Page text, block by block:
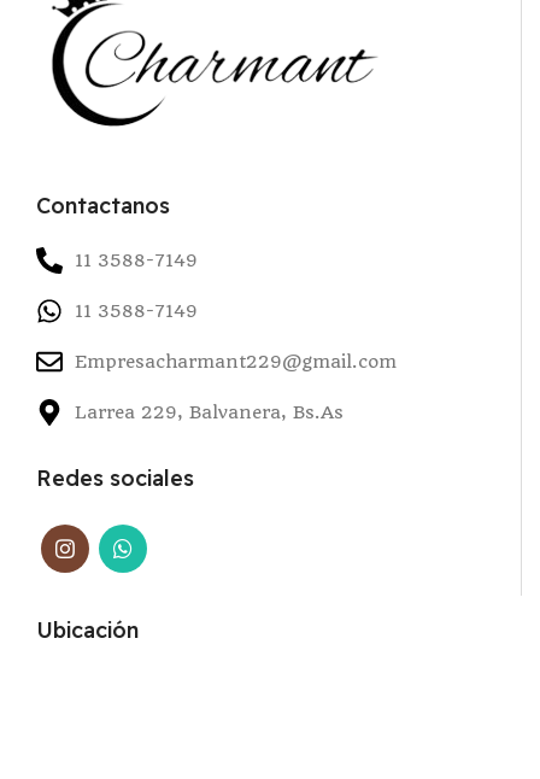
Contactanos
11 3588-7149
11 3588-7149
Empresacharmant229@gmail.com
Larrea 229, Balvanera, Bs.As
Redes sociales
Ubicación